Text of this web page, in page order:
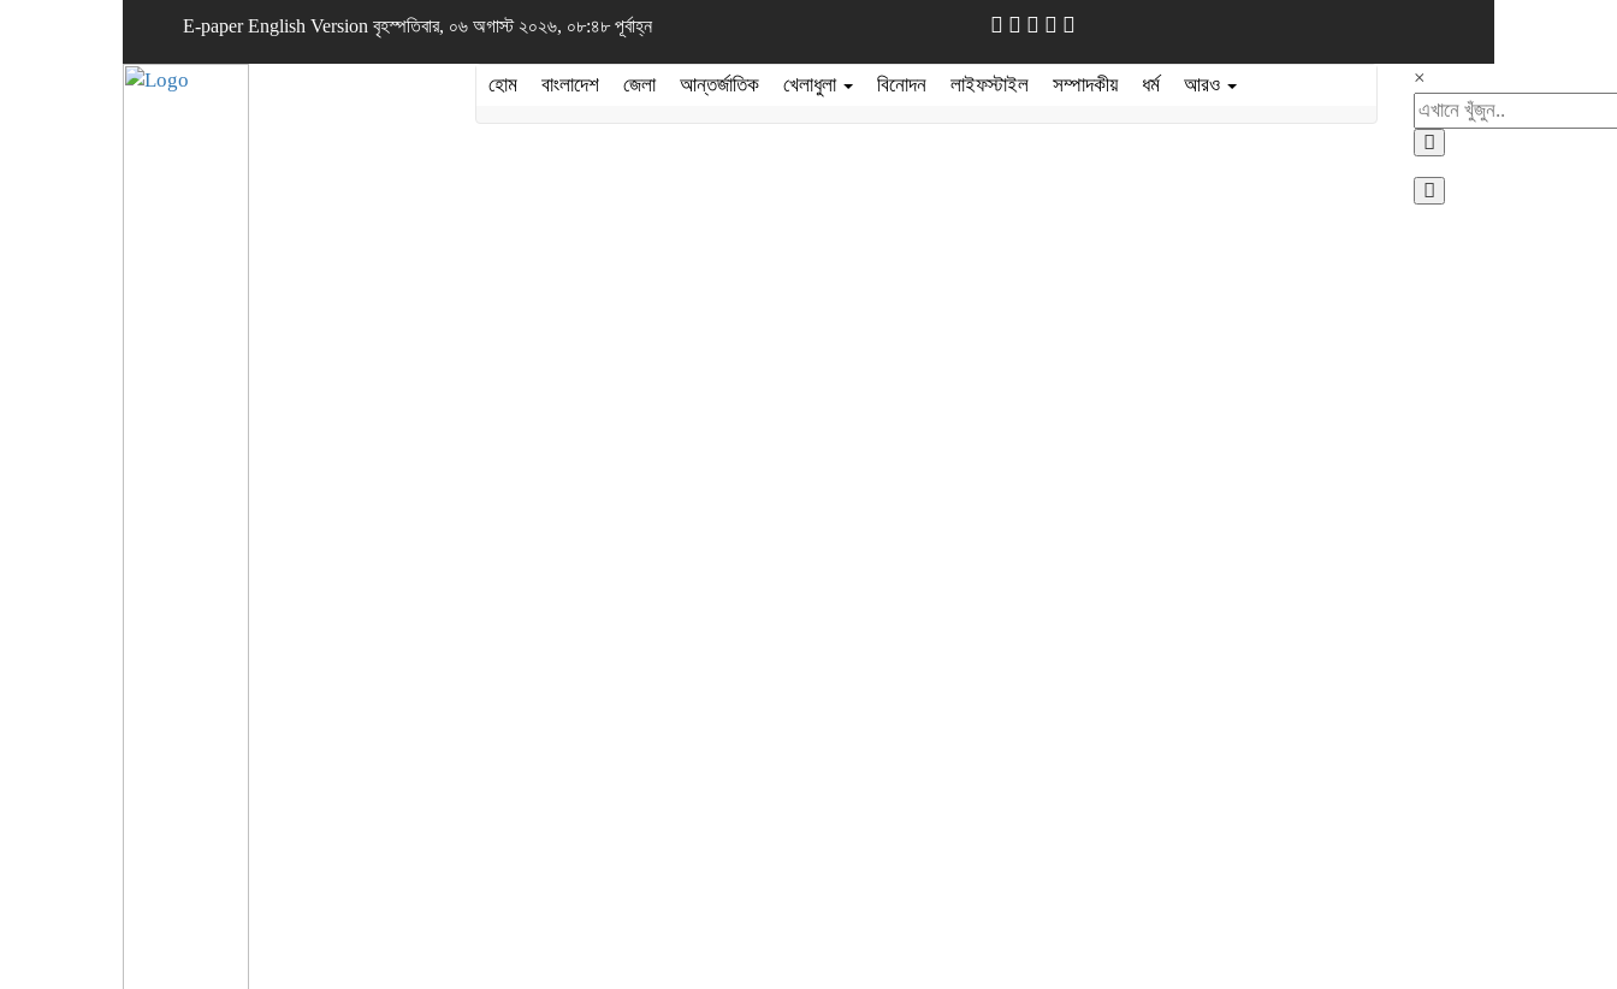
E-paper English Version বৃহস্পতিবার, ০৬ অগাস্ট ২০২৬, ০৮:৪৮ পূর্বাহ্ন
হোম বাংলাদেশ জেলা আন্তর্জাতিক খেলাধুলা বিনোদন লাইফস্টাইল সম্পাদকীয় ধর্ম আরও ×